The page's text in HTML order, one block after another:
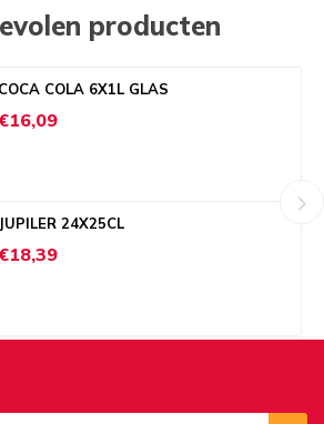
producten
COCA COLA 6X1L GLAS
JUPILER 24X25CL